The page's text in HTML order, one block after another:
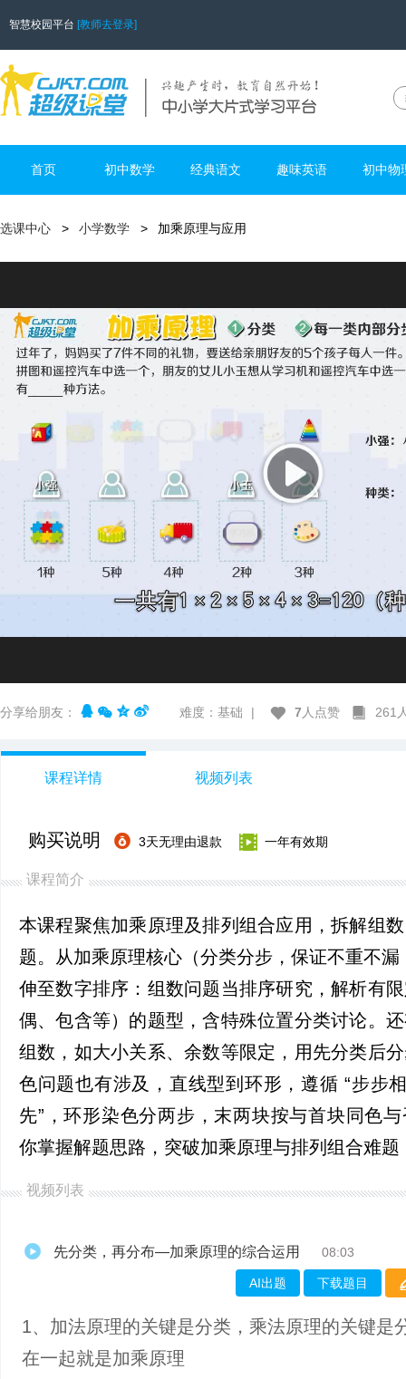
智慧校园平台 [教师去登录]
首页 初中数学 经典语文 趣味英语 初中物
选课中心 小学数学 加乘原理与应用
分享给朋友： 难度：基础 | 7 人点赞 261
课程详情 视频列表
购买说明 3天无理由退款 一年有效期
课程简介
本课程聚焦加乘原理及排列组合应用，拆解组
题。从加乘原理核心（分类分步，保证不重不漏
伸至数字排序：组数问题当排序研究，解析有
偶、包含等）的题型，含特殊位置分类讨论。
组数，如大小关系、余数等限定，用先分类后
色问题也有涉及，直线型到环形，遵循 “步步
先”，环形染色分两步，末两块按与首块同色
你掌握解题思路，突破加乘原理与排列组合难题
视频列表
先分类，再分布—加乘原理的综合运用 08:03
AI出题 下载题目
1、加法原理的关键是分类，乘法原理的关键是
在一起就是加乘原理